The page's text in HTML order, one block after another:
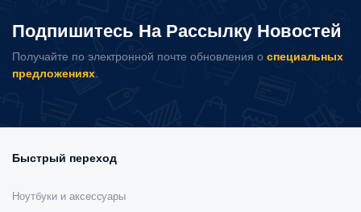
Подпишитесь На Рассылку Новостей
Получайте по электронной почте обновления о специальных
предложениях.
Быстрый переход
Ноутбуки и аксессуары